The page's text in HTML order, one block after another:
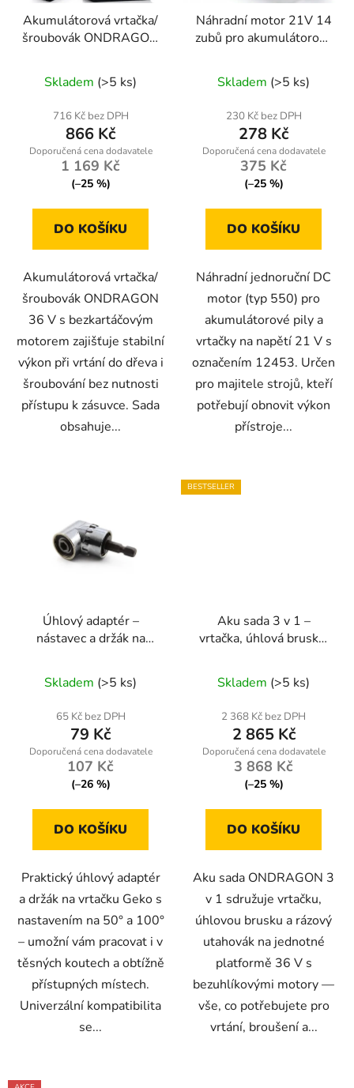
Akumulátorová vrtačka/
šroubovák ONDRAGON
akumulátor
hodnocení
produktu
je
5,0
z
hvězdiček.
Skladem (>5 ks)
716 Kč bez DPH
866 Kč
1 169 Kč
(–25 %)
DO KOŠÍKU
Akumulátorová vrtačka/
šroubovák ONDRAGON
36 V s bezkartáčovým
motorem zajišťuje stabilní
výkon při vrtání do dřeva i
šroubování bez nutnosti
přístupu k zásuvce. Sada
obsahuje...
Náhradní motor 21V 14
zubů pro akumulátorové
ONDRAGON (kód
12453)hodnocení
produktu
je
4,4
z
hvězdiček.
Skladem (>5 ks)
230 Kč bez DPH
278 Kč
375 Kč
(–25 %)
DO KOŠÍKU
Náhradní jednoruční DC
motor (typ 550) pro
akumulátorové pily a
vrtačky na napětí 21 V s
označením 12453. Určen
pro majitele strojů, kteří
potřebují obnovit výkon
přístroje...
Úhlový adaptér –
nástavec a držák na
Skladem (>5 ks)
65 Kč bez DPH
79 Kč
107 Kč
(–26 %)
DO KOŠÍKU
Praktický úhlový adaptér
a držák na vrtačku Geko s
nastavením na 50° a 100°
– umožní vám pracovat i v
těsných koutech a obtížně
přístupných místech.
Univerzální kompatibilita
se...
BESTSELLER
Aku sada 3 v 1 –
vrtačka, úhlová bruska,
2× akumulátor
ONDRAGON
hodnocení
produktu
je
5,0
z
hvězdiček.
Skladem (>5 ks)
2 368 Kč bez DPH
2 865 Kč
3 868 Kč
(–25 %)
DO KOŠÍKU
Aku sada ONDRAGON 3
v 1 sdružuje vrtačku,
úhlovou brusku a rázový
utahovák na jednotné
platformě 36 V s
bezuhlíkovými motory —
vše, co potřebujete pro
vrtání, broušení a...